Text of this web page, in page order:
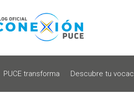
PUCE transforma Descubre tu